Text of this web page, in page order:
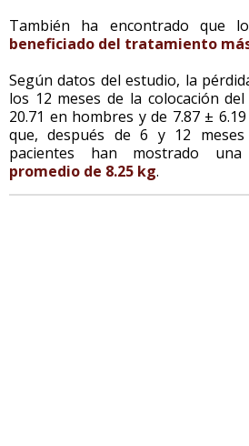
También ha encontrado que
beneficiado del tratamiento
Según datos del estudio, la
los 12 meses de la colocación
20.71 en hombres y de 7.87 ±
que, después de 6 y 12
pacientes han mostrado una
promedio de 8.25 kg.